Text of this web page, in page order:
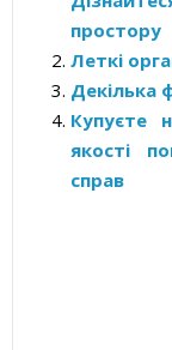
простору
Леткі
Декілька
Купуєте
якості
справ